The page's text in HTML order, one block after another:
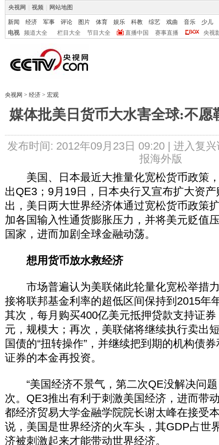
央视网 视频 网站地图
新闻 经济 军事 评论 图片 体育 娱乐 科教 综艺 戏曲 音乐
少儿
电视
频道大全 栏目大全 节目大全 直播中国 赛事直播 央视
央视网 > 经济 > 宏观
媒体批美日货币大水害全球:不愿
发布时间: 2012年09月23日 09:20 | 进入复兴
报海外版
美国、日本最近大推量化宽松货币政策
出QE3；9月19日，日本央行又宣布扩大资
出，美日两大世界经济体通过宽松货币政策
加各国输入性通货膨胀压力，并将美元贬值
国家，进而加剧全球金融动荡。
想用货币放水救经济
市场普遍认为美联储此轮量化宽松举措
接将联邦基金利率的超低区间保持到2015年
其次，每月购买400亿美元抵押贷款支持证
元，规模大；再次，美联储将继续执行卖出
国债的“扭转操作”，并继续把到期的机构债
证券的本金再投资。
“美国经济不景气，第二次QE没解决问题
次。QE3推出有利于刺激美国经济，进而带
都经济贸易大学金融学院院长谢太峰在接受
说，美国是世界经济的火车头，其GDP占世
济被刺激起来才能带动世界经济。